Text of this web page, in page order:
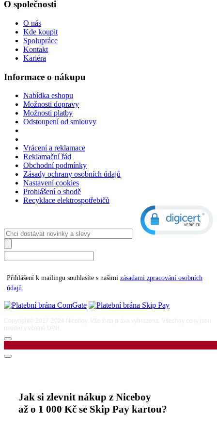
O společnosti
O nás
Kde koupit
Spolupráce
Kontakt
Kariéra
Informace o nákupu
Nabídka eshopu
Možnosti dopravy
Možnosti platby
Odstoupení od smlouvy
Vrácení a reklamace
Reklamační řád
Obchodní podmínky
Zásady ochrany osobních údajů
Nastavení cookies
Prohlášení o shodě
Recyklace elektrospotřebičů
Přihlášení k mailingu souhlasíte s našimi zásadami zpracování osobních
údajů.
Copyright© 2017-2024 Niceboy. Všechna práva vyhrazena. Všechny ceny jsou
uvedeny včetně DPH.
Jak si zlevnit nákup z Niceboy
až o 1 000 Kč se Skip Pay kartou?